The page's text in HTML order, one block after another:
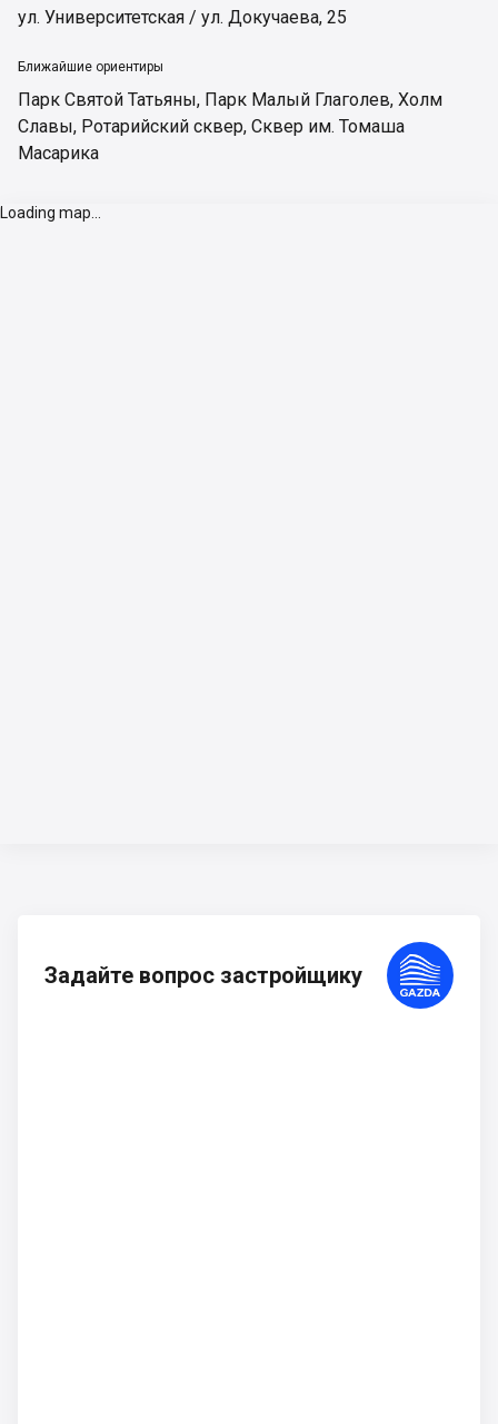
ул. Университетская / ул. Докучаева, 25
Ближайшие ориентиры
Парк Святой Татьяны, Парк Малый Глаголев, Холм
Славы, Ротарийский сквер, Сквер им. Томаша
Масарика
Loading map...
Задайте вопрос застройщику